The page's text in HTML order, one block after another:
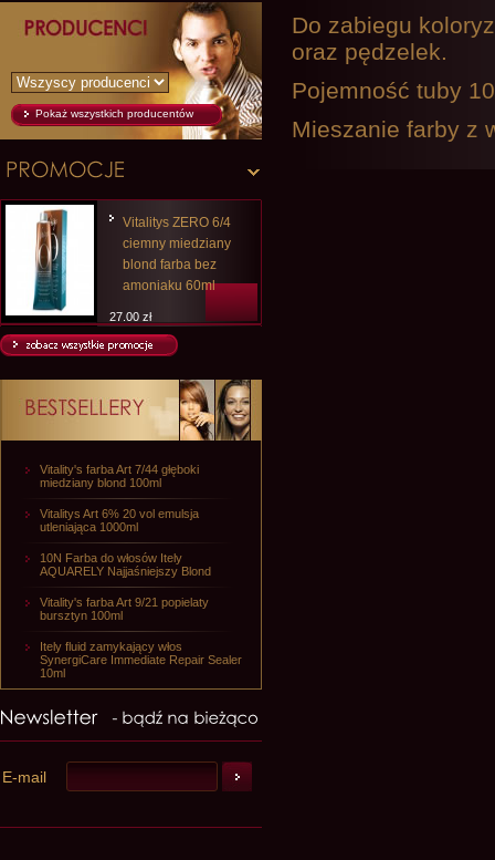
Pokaż wszystkich producentów
Vitalitys ZERO 6/4
ciemny miedziany
blond farba bez
amoniaku 60ml
27,00 zł
25,20 zł
Vitality's farba Art 7/44 głęboki
miedziany blond 100ml
Vitalitys Art 6% 20 vol emulsja
utleniająca 1000ml
10N Farba do włosów Itely
AQUARELY Najjaśniejszy Blond
Vitality's farba Art 9/21 popielaty
bursztyn 100ml
Itely fluid zamykający włos
SynergiCare Immediate Repair Sealer
10ml
E-mail
Do zabiegu
oraz pędzelek.
Pojemność tuby
Mieszanie farby z